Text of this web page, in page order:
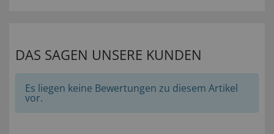
DAS SAGEN UNSERE KUNDEN
Es liegen keine Bewertungen zu diesem Artikel
vor.